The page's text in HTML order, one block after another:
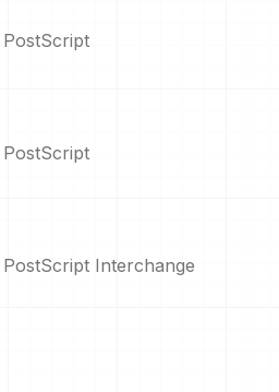
Interchange